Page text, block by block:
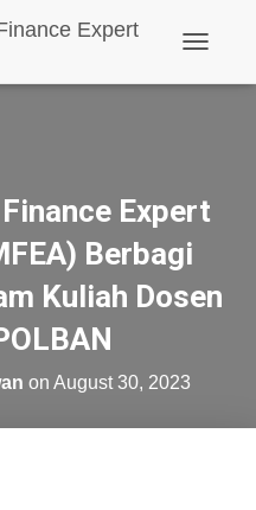
Expert
Berbagi
Kuliah Dosen
on August 30, 2023